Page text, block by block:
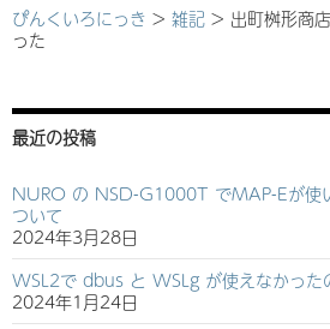
ぴんくいろにっき > 雑記 > 出町桝形商
った
最近の投稿
NURO の NSD-G1000T でMAP-Eが使
ついて
2024年3月28日
WSL2で dbus と WSLg が使えなかった
2024年1月24日